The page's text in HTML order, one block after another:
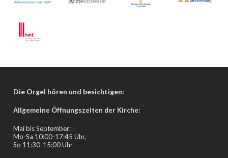
Die Orgel hören und besichtigen:
Allgemeine Öffnungszeiten der Kirche:
Mai bis September:
Mo-Sa 10:00-17:45 Uhr,
So 11:30-15:00 Uhr